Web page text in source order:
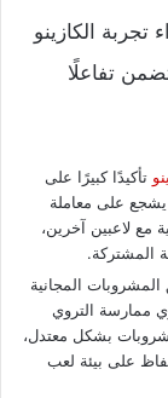
تجربة الكازينو
تفاعلًا
تأكيدًا كبيرًا على
يشجع على معاملة
مع لاعبين آخرين،
المشتركة.
المجانية
ممارسة التروي
بشكل معتدل،
على بيئة لعب